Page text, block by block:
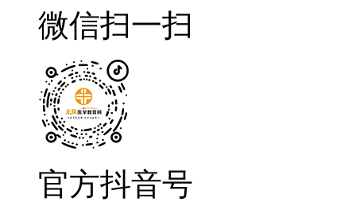
微信扫一扫
官方抖音号